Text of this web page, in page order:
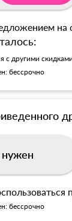
на
с другими
бессрочно
бессрочно